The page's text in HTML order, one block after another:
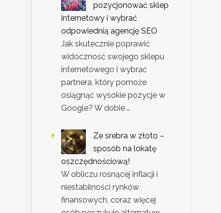
pozycjonować sklep
internetowy i wybrać
odpowiednią agencję SEO
Jak skutecznie poprawić
widoczność swojego sklepu
internetowego i wybrać
partnera, który pomoże
osiągnąć wysokie pozycje w
Google? W dobie …
Ze srebra w złoto –
sposób na lokatę
oszczędnościową!
W obliczu rosnącej inflacji i
niestabilności rynków
finansowych, coraz więcej